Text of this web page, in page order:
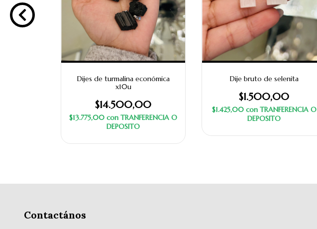
Dijes de turmalina económica
x10u
$14.500,00
$13.775,00 con TRANFERENCIA O
DEPOSITO
Dije bruto de selenita
$1.500,00
$1.425,00 con TRANFERENCIA O
DEPOSITO
Contactános